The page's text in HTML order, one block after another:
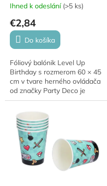
Ihned k odeslání (>5 ks)
€2,84
Do košíka
Fóliový balónik Level Up
Birthday s rozmerom 60 × 45
cm v tvare herného ovládača
od značky Party Deco je
ideálnou dekoráciou pre
Čierny dizajn...